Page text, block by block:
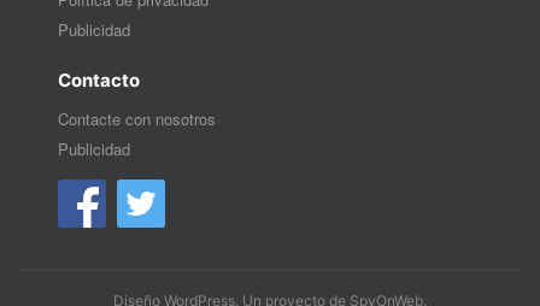
Publicidad
Contacto
Contacte con nosotros
Publicidad
Diseño WordPress. Un proyecto de SpyOnWeb.